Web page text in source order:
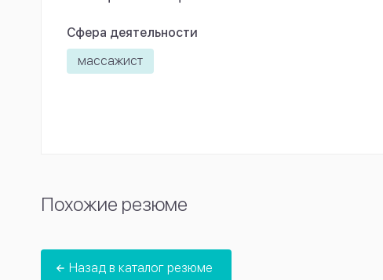
Сфера деятельности
массажист
Похожие резюме
Назад в каталог резюме